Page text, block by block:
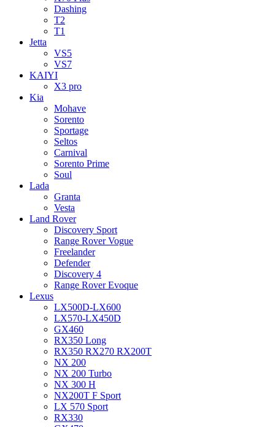
Dashing
T2
T1
Jetta
VS5
VS7
KAIYI
X3 pro
Kia
Mohave
Sorento
Sportage
Seltos
Carnival
Sorento Prime
Soul
Lada
Granta
Vesta
Land Rover
Discovery Sport
Range Rover Vogue
Freelander
Defender
Discovery 4
Range Rover Evoque
Lexus
LX500D-LX600
LX570-LX450D
GX460
RX350 Long
RX350 RX270 RX200T
NX 200
NX 200 Turbo
NX 300 H
NX200T F Sport
LX 570 Sport
RX330